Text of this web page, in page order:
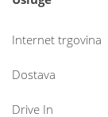
Internet trgovina
Dostava
Drive In